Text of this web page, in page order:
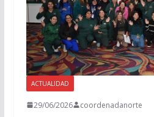
ACTUALIDAD
29/06/2026 coordenadanorte